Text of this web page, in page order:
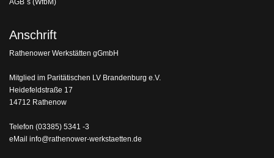
AGB´s (WfbM)
Anschrift
Rathenower Werkstätten gGmbH
Mitglied im Paritätischen LV Brandenburg e.V.
Heidefeldstraße 17
14712 Rathenow
Telefon (03385) 5341 -3
eMail info@rathenower-werkstaetten.de